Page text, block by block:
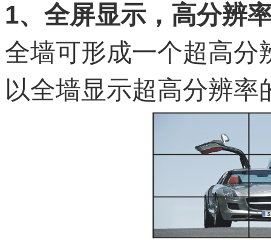
1、 全屏显示，高分辨
全墙可形成一个超高分
以全墙显示超高分辨率